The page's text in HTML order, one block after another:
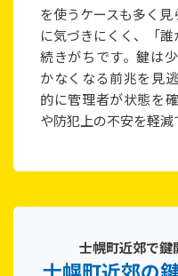
を使うケースも多く
に気づきにくく、「
続きがちです。鍵は
かなくなる前兆を見
的に管理者が状態を
や防犯上の不安を軽減
士幌町近郊で鍵